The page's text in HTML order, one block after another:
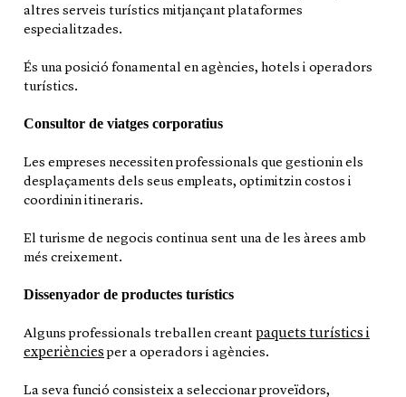
altres serveis turístics mitjançant plataformes
especialitzades.
És una posició fonamental en agències, hotels i operadors
turístics.
Consultor de viatges corporatius
Les empreses necessiten professionals que gestionin els
desplaçaments dels seus empleats, optimitzin costos i
coordinin itineraris.
El turisme de negocis continua sent una de les àrees amb
més creixement.
Dissenyador de productes turístics
Alguns professionals treballen creant paquets turístics i
experiències per a operadors i agències.
La seva funció consisteix a seleccionar proveïdors,